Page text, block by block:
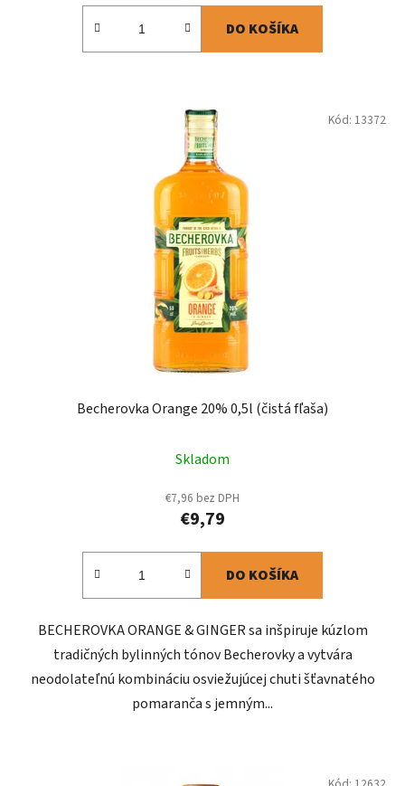
DO KOŠÍKA
Becherovka Orange 20% 0,5l (čistá fľaša)
Skladom
€7,96 bez DPH
€9,79
DO KOŠÍKA
BECHEROVKA ORANGE & GINGER sa inšpiruje kúzlom
tradičných bylinných tónov Becherovky a vytvára
neodolateľnú kombináciu osviežujúcej chuti šťavnatého
pomaranča s jemným...
Kód: 13372